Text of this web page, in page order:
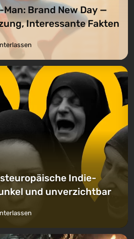
Brand New Day —
Interessante Fakten
Indie-
und unverzichtbar